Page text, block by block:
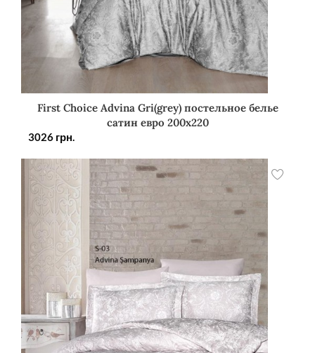
First Choice Advina Gri(grey) постельное белье
сатин евро 200х220
3026 грн.